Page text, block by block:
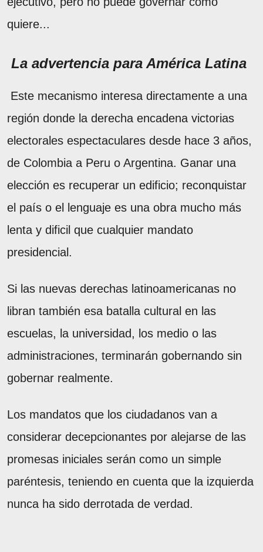
quiere...
La advertencia para América Latina
Este mecanismo interesa directamente a una
región donde la derecha encadena victorias
electorales espectaculares desde hace 3 años,
de Colombia a Peru o Argentina. Ganar una
elección es recuperar un edificio; reconquistar
el país o el lenguaje es una obra mucho más
lenta y dificil que cualquier mandato
presidencial.
Si las nuevas derechas latinoamericanas no
libran también esa batalla cultural en las
escuelas, la universidad, los medio o las
administraciones, terminarán gobernando sin
gobernar realmente.
Los mandatos que los ciudadanos van a
considerar decepcionantes por alejarse de las
promesas iniciales serán como un simple
paréntesis, teniendo en cuenta que la izquierda
nunca ha sido derrotada de verdad.